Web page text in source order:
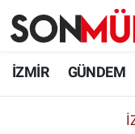
İZMİR GÜNDEM
İzmir Nöbetçi